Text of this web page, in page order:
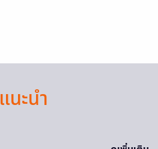
แนะนำ